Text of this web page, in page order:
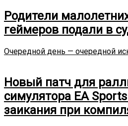
Родители
геймеров подали в
Очередной день — очередной
Новый патч для
симулятора EA
заикания при